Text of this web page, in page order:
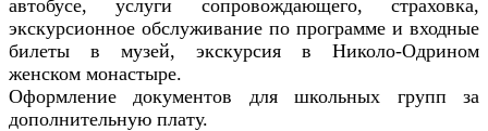
автобусе, услуги сопровождающего, страховка,
экскурсионное обслуживание по программе и входные
билеты в музей, экскурсия в Николо-Одрином
женском монастыре.
Оформление документов для школьных групп за
дополнительную плату.